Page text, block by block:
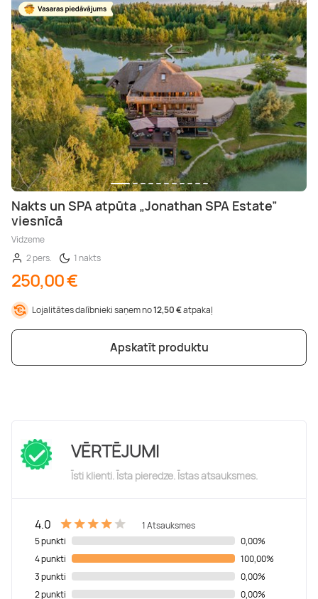
Nakts un SPA atpūta „Jonathan SPA Estate”
viesnīcā
Vidzeme
2 pers.
1 nakts
250,00 €
Lojalitātes dalībnieki saņem no12,50 €atpakaļ
Apskatīt produktu
VĒRTĒJUMI
Īsti klienti. Īsta pieredze. Īstas atsauksmes.
4.0
1 Atsauksmes
5 punkti
0,00%
4 punkti
100,00%
3 punkti
0,00%
2 punkti
0,00%